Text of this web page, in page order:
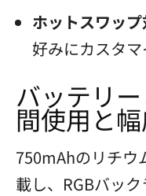
ホットスワッ
好みにカスタマ
バッテリ
間使用と
750mAhのリチウ
載し、RGBバッ